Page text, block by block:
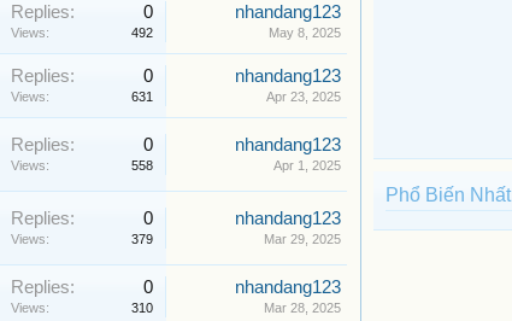
Replies: 0
Views: 492
nhandang123
May 8, 2025
Replies: 0
Views: 631
nhandang123
Apr 23, 2025
Replies: 0
Views: 558
nhandang123
Apr 1, 2025
Replies: 0
Views: 379
nhandang123
Mar 29, 2025
Replies: 0
Views: 310
nhandang123
Mar 28, 2025
Phổ Biến Nhất